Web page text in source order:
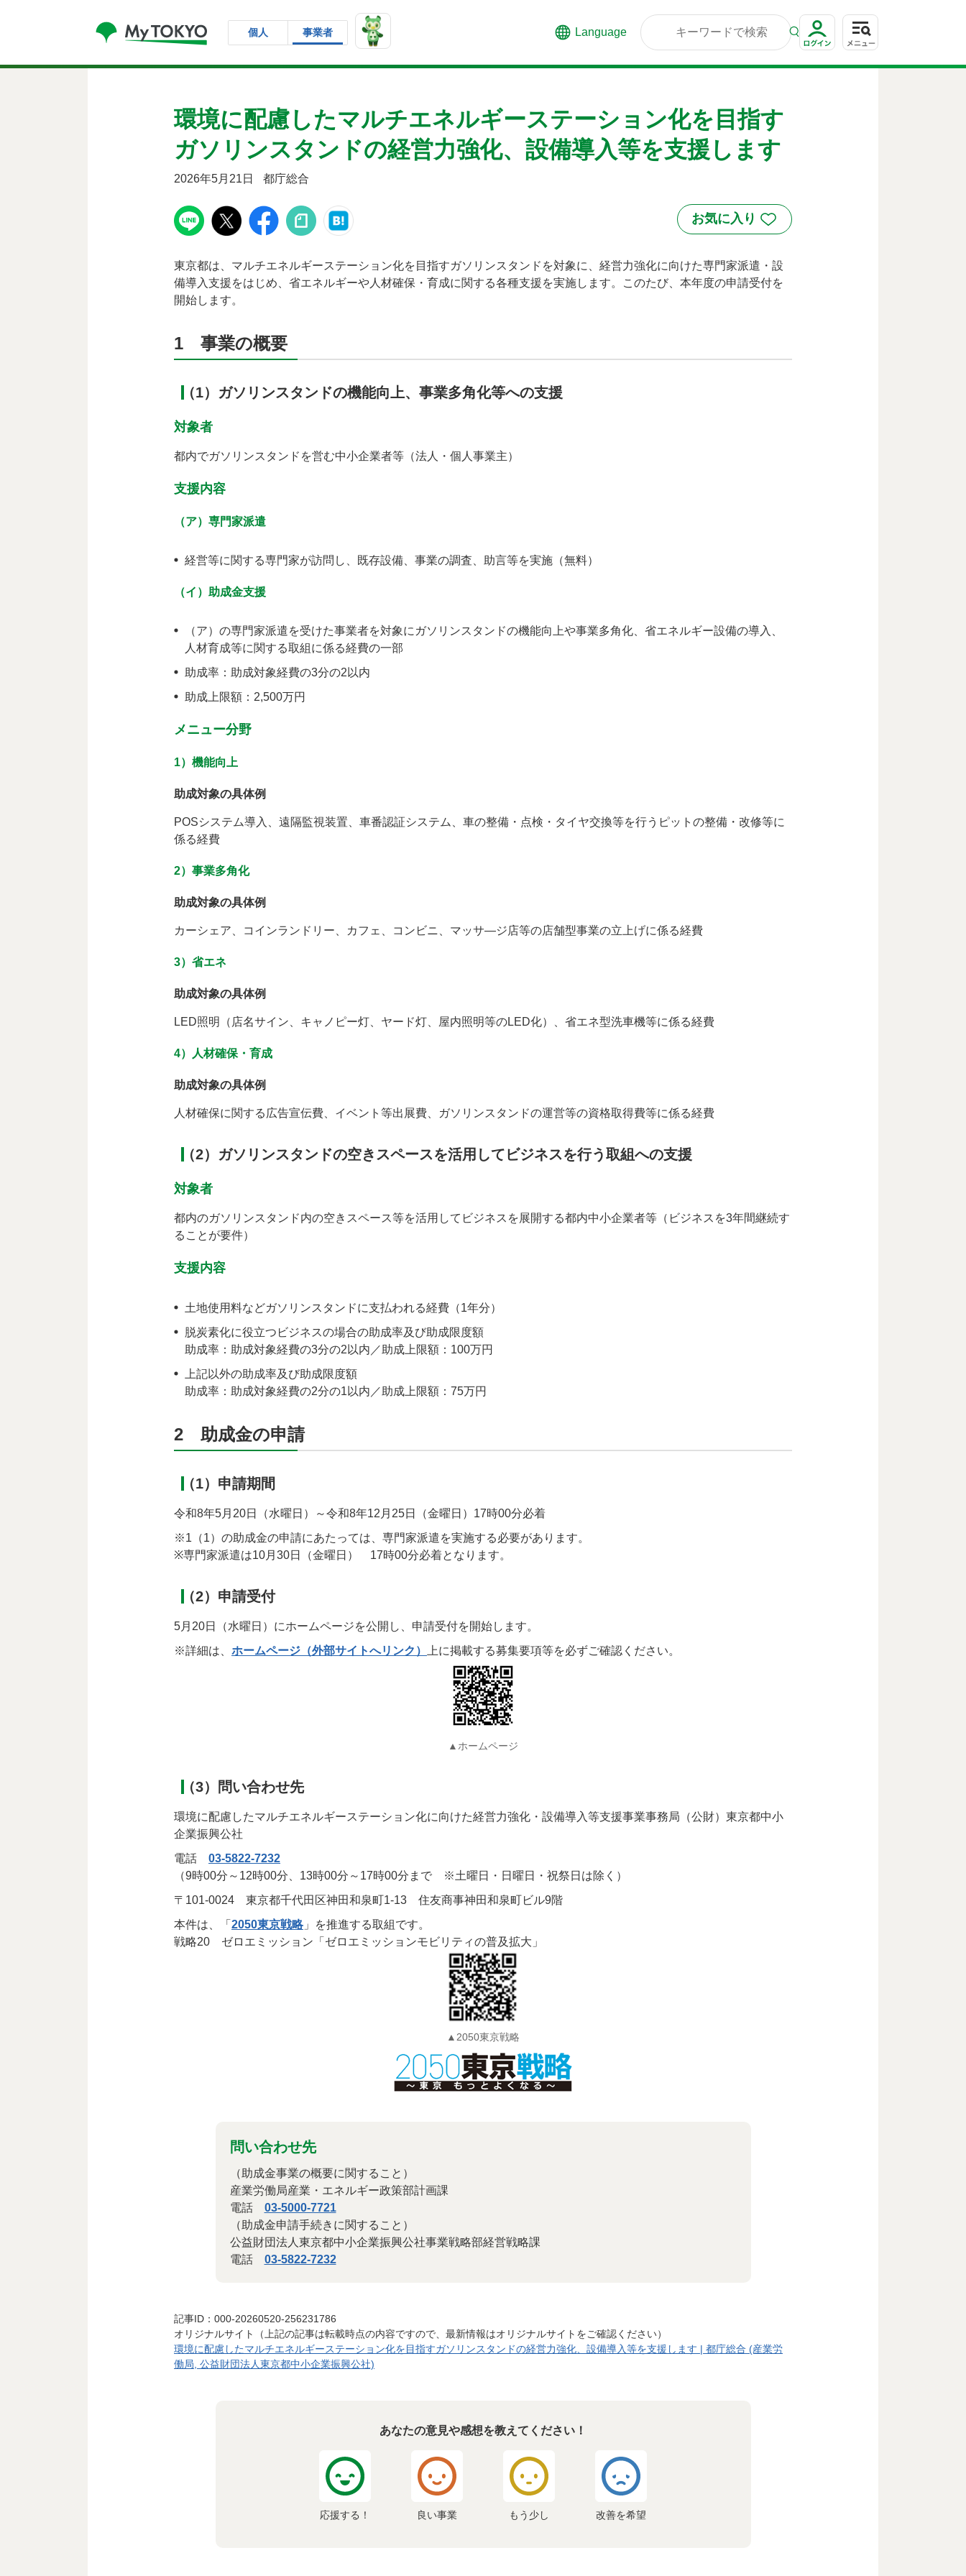
個人 事業者 Language
環境に配慮したマルチエネルギーステーション化を目指す
ガソリンスタンドの経営力強化、設備導入等を支援します
2026年5月21日 都庁総合
東京都は、マルチエネルギーステーション化を目指すガソリンスタンドを対象に、経営力強化に向けた専門家派遣・設
備導入支援をはじめ、省エネルギーや人材確保・育成に関する各種支援を実施します。このたび、本年度の申請受付を
開始します。
1 事業の概要
（1）ガソリンスタンドの機能向上、事業多角化等への支援
対象者
都内でガソリンスタンドを営む中小企業者等（法人・個人事業主）
支援内容
（ア）専門家派遣
経営等に関する専門家が訪問し、既存設備、事業の調査、助言等を実施（無料）
（イ）助成金支援
（ア）の専門家派遣を受けた事業者を対象にガソリンスタンドの機能向上や事業多角化、省エネルギー設備の導入、
人材育成等に関する取組に係る経費の一部
助成率：助成対象経費の3分の2以内
助成上限額：2,500万円
メニュー分野
1）機能向上
助成対象の具体例
POSシステム導入、遠隔監視装置、車番認証システム、車の整備・点検・タイヤ交換等を行うピットの整備・改修等に
係る経費
2）事業多角化
助成対象の具体例
カーシェア、コインランドリー、カフェ、コンビニ、マッサ―ジ店等の店舗型事業の立上げに係る経費
3）省エネ
助成対象の具体例
LED照明（店名サイン、キャノピー灯、ヤード灯、屋内照明等のLED化）、省エネ型洗車機等に係る経費
4）人材確保・育成
助成対象の具体例
人材確保に関する広告宣伝費、イベント等出展費、ガソリンスタンドの運営等の資格取得費等に係る経費
（2）ガソリンスタンドの空きスペースを活用してビジネスを行う取組への支援
対象者
都内のガソリンスタンド内の空きスペース等を活用してビジネスを展開する都内中小企業者等（ビジネスを3年間継続す
ることが要件）
支援内容
土地使用料などガソリンスタンドに支払われる経費（1年分）
脱炭素化に役立つビジネスの場合の助成率及び助成限度額
助成率：助成対象経費の3分の2以内／助成上限額：100万円
上記以外の助成率及び助成限度額
助成率：助成対象経費の2分の1以内／助成上限額：75万円
2 助成金の申請
（1）申請期間
令和8年5月20日（水曜日）～令和8年12月25日（金曜日）17時00分必着
※1（1）の助成金の申請にあたっては、専門家派遣を実施する必要があります。
※専門家派遣は10月30日（金曜日） 17時00分必着となります。
（2）申請受付
5月20日（水曜日）にホームページを公開し、申請受付を開始します。
※詳細は、 ホームページ（外部サイトへリンク） 上に掲載する募集要項等を必ずご確認ください。
▲ホームページ
（3）問い合わせ先
環境に配慮したマルチエネルギーステーション化に向けた経営力強化・設備導入等支援事業事務局（公財）東京都中小
企業振興公社
電話 03-5822-7232
（9時00分～12時00分、13時00分～17時00分まで ※土曜日・日曜日・祝祭日は除く）
〒101-0024 東京都千代田区神田和泉町1-13 住友商事神田和泉町ビル9階
本件は、「 2050東京戦略」を推進する取組です。
戦略20 ゼロエミッション「ゼロエミッションモビリティの普及拡大」
▲2050東京戦略
問い合わせ先
（助成金事業の概要に関すること）
産業労働局産業・エネルギー政策部計画課
電話 03-5000-7721
（助成金申請手続きに関すること）
公益財団法人東京都中小企業振興公社事業戦略部経営戦略課
電話 03-5822-7232
記事ID：000-20260520-256231786
オリジナルサイト（上記の記事は転載時点の内容ですので、最新情報はオリジナルサイトをご確認ください）
環境に配慮したマルチエネルギーステーション化を目指すガソリンスタンドの経営力強化、設備導入等を支援します | 都庁総合 (産業労
働局, 公益財団法人東京都中小企業振興公社)
あなたの意見や感想を教えてください！
応援する！ 良い事業 もう少し 改善を希望